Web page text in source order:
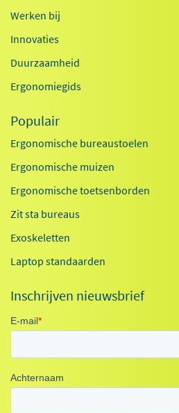
Werken bij
Innovaties
Duurzaamheid
Ergonomiegids
Populair
Ergonomische bureaustoelen
Ergonomische muizen
Ergonomische toetsenborden
Zit sta bureaus
Exoskeletten
Laptop standaarden
Inschrijven nieuwsbrief